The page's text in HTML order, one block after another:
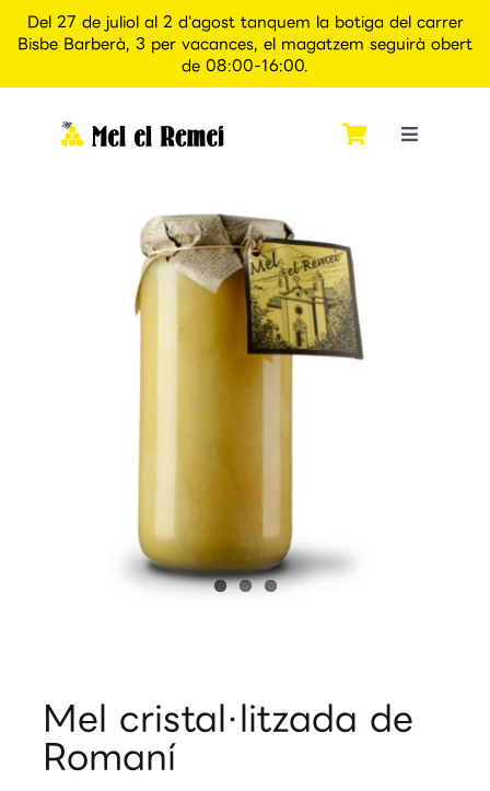
Del 27 de juliol al 2 d'agost tanquem la botiga del carrer
Bisbe Barberà, 3 per vacances, el magatzem seguirà obert
de 08:00-16:00.
content
Toggle
Mel cristal·litzada de
Romaní